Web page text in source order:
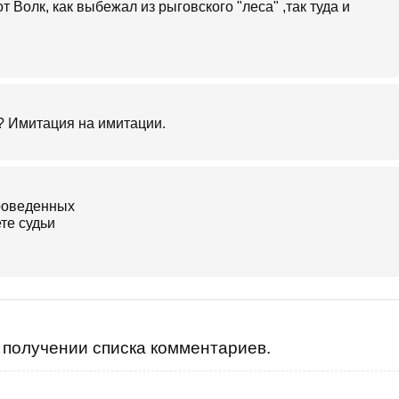
как выбежал из рыговского "леса" ,так туда и
Имитация на имитации.
списка комментариев.